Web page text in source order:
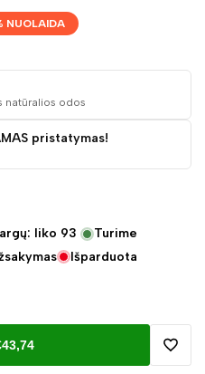
NUOLAIDA
natūralios odos
pristatymas!
liko 93
Turime
Išparduota